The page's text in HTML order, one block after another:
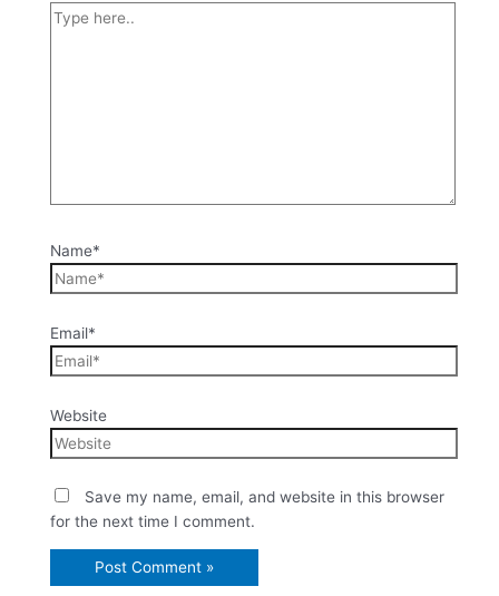
Name*
Email*
Website
Save my name, email, and website in this browser
for the next time I comment.